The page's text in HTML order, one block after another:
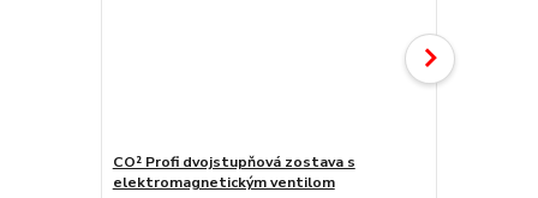
CO² Profi dvojstupňová zostava s
elektromagnetickým ventilom